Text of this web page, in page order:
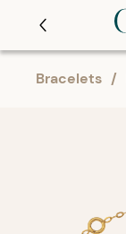
Bracelets /